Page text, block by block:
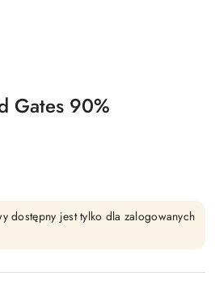
Gates 90%
dostępny jest tylko dla zalogowanych